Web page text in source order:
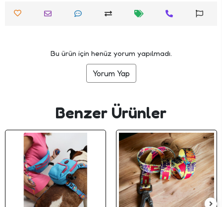
Bu ürün için henüz yorum yapılmadı.
Yorum Yap
Benzer Ürünler